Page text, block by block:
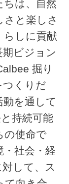
は、自然
と楽しさ
らしに貢献
ビジョン
掘り
つくりだ
を通して
持続可能
の使命で
社会・経
して、ス